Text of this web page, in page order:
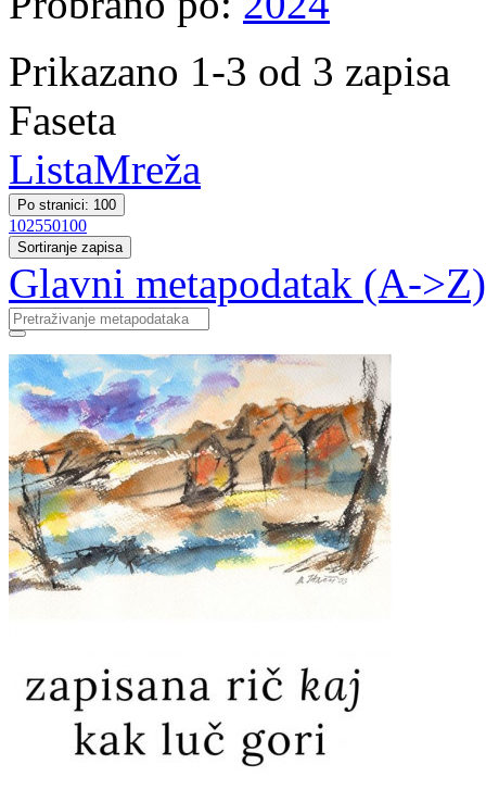
Prikazano 1-3 od 3 zapisa
Faseta
ListaMreža
Po stranici: 100
102550100
Sortiranje zapisa
Glavni metapodatak (A->Z)